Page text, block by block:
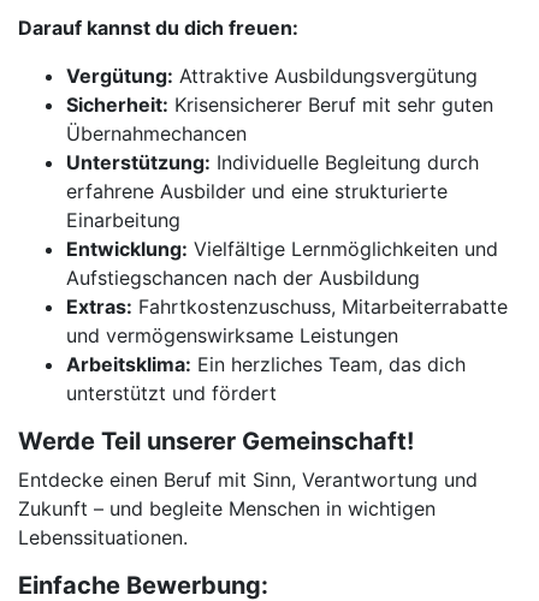
Darauf kannst du dich freuen:
Vergütung: Attraktive Ausbildungsvergütung
Sicherheit: Krisensicherer Beruf mit sehr guten
Übernahmechancen
Unterstützung: Individuelle Begleitung durch
erfahrene Ausbilder und eine strukturierte
Einarbeitung
Entwicklung: Vielfältige Lernmöglichkeiten und
Aufstiegschancen nach der Ausbildung
Extras: Fahrtkostenzuschuss, Mitarbeiterrabatte
und vermögenswirksame Leistungen
Arbeitsklima: Ein herzliches Team, das dich
unterstützt und fördert
Werde Teil unserer Gemeinschaft!
Entdecke einen Beruf mit Sinn, Verantwortung und
Zukunft – und begleite Menschen in wichtigen
Lebenssituationen.
Einfache Bewerbung: